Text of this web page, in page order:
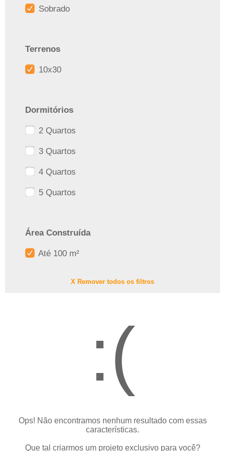
Sobrado
Terrenos
10x30
Dormitórios
2 Quartos
3 Quartos
4 Quartos
5 Quartos
Área Construída
Até 100 m²
X Remover todos os filtros
:(
Ops! Não encontramos nenhum resultado com essas
características.
Que tal criarmos um projeto exclusivo para você?